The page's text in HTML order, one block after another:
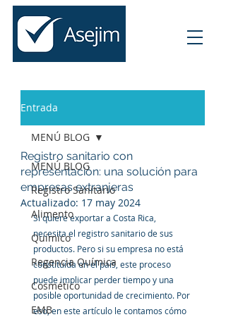
Entrada
MENÚ BLOG
Registro Sanitario
Alimento
Químico
Regencia Química
Cosmético
EMB
MENÚ BLOG
Registro sanitario con
representación: una solución para
empresas extranjeras
Actualizado: 17 may 2024
Si quiere exportar a Costa Rica,
necesita el registro sanitario de sus
productos. Pero si su empresa no está
constituída en el país, este proceso
puede implicar perder tiempo y una
posible oportunidad de crecimiento. Por
eso, en este artículo le contamos cómo